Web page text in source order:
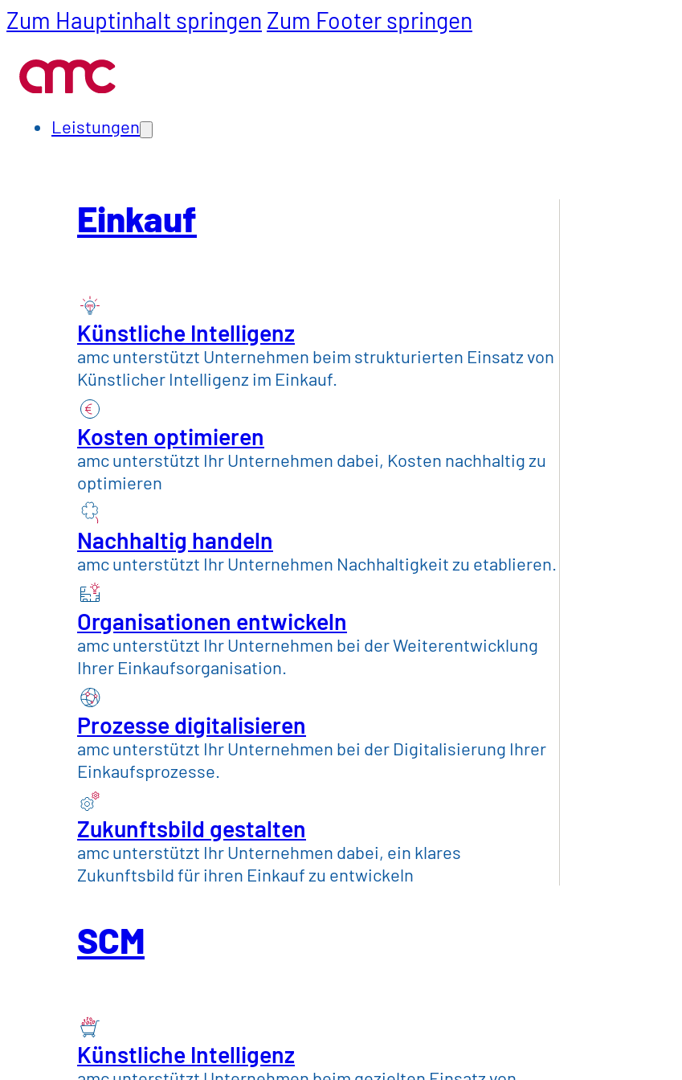
Zum Hauptinhalt springen Zum Footer springen
Leistungen
Einkauf
Künstliche Intelligenz
amc unterstützt Unternehmen beim strukturierten Einsatz von
Künstlicher Intelligenz im Einkauf.
Kosten optimieren
amc unterstützt Ihr Unternehmen dabei, Kosten nachhaltig zu
optimieren
Nachhaltig handeln
amc unterstützt Ihr Unternehmen Nachhaltigkeit zu etablieren.
Organisationen entwickeln
amc unterstützt Ihr Unternehmen bei der Weiterentwicklung
Ihrer Einkaufsorganisation.
Prozesse digitalisieren
amc unterstützt Ihr Unternehmen bei der Digitalisierung Ihrer
Einkaufsprozesse.
Zukunftsbild gestalten
amc unterstützt Ihr Unternehmen dabei, ein klares
Zukunftsbild für ihren Einkauf zu entwickeln
SCM
Künstliche Intelligenz
Einkauf
SCM
Automotive & Mobilität
Chemie, Pharma & Kunststoff
Handel, Konsum
Konsumgüter & Lebensmittelindustrie
Maschinenbau & Anlagenbau
Telekommunikation & IT
Versorger und öffentliche Auftraggeber
InsightsZukunftswerkstatteSolution Longlist
Entdecken Sie das volle
Chain Management